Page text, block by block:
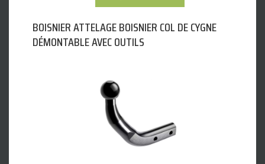
BOISNIER ATTELAGE BOISNIER COL DE CYGNE
DÉMONTABLE AVEC OUTILS